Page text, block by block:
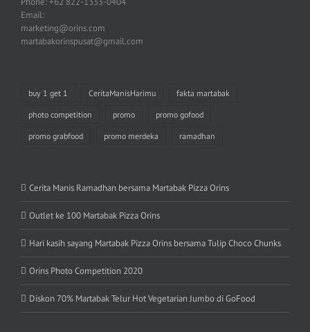
Email:
marketing@orins.com
martabakorinspusat@gmail.com
buy 1 get 1 CeritaManisHarimu fakta martabak
photo competition promo promo gofood
promo grabfood promo merdeka ramadhan
Cerita Manis Ramadhan bersama Martabak Pizza Orins
Outlet ke 100 Martabak Pizza Orins
Hari kasih sayang Martabak Pizza Orins bersama Tulip Choco Chunks
Orins Photo Competition 2020
Diskon 70% Martabak Telur Hot Vegetarian Jumbo di GoFood